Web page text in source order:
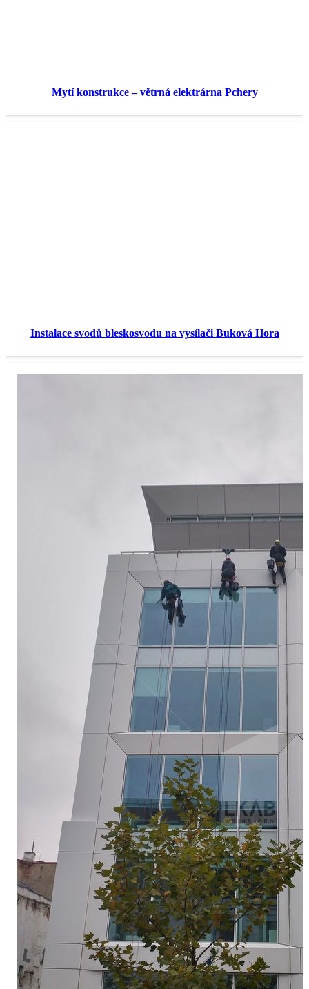
Mytí konstrukce – větrná elektrárna Pchery
Instalace svodů bleskosvodu na vysílači Buková Hora